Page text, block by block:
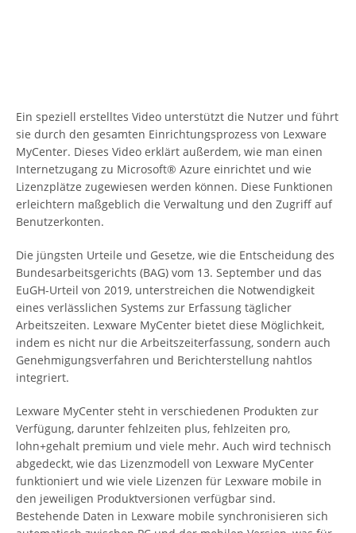
Ein speziell erstelltes Video unterstützt die Nutzer und führt
sie durch den gesamten Einrichtungsprozess von Lexware
MyCenter. Dieses Video erklärt außerdem, wie man einen
Internetzugang zu Microsoft® Azure einrichtet und wie
Lizenzplätze zugewiesen werden können. Diese Funktionen
erleichtern maßgeblich die Verwaltung und den Zugriff auf
Benutzerkonten.
Die jüngsten Urteile und Gesetze, wie die Entscheidung des
Bundesarbeitsgerichts (BAG) vom 13. September und das
EuGH-Urteil von 2019, unterstreichen die Notwendigkeit
eines verlässlichen Systems zur Erfassung täglicher
Arbeitszeiten. Lexware MyCenter bietet diese Möglichkeit,
indem es nicht nur die Arbeitszeiterfassung, sondern auch
Genehmigungsverfahren und Berichterstellung nahtlos
integriert.
Lexware MyCenter steht in verschiedenen Produkten zur
Verfügung, darunter fehlzeiten plus, fehlzeiten pro,
lohn+gehalt premium und viele mehr. Auch wird technisch
abgedeckt, wie das Lizenzmodell von Lexware MyCenter
funktioniert und wie viele Lizenzen für Lexware mobile in
den jeweiligen Produktversionen verfügbar sind.
Bestehende Daten in Lexware mobile synchronisieren sich